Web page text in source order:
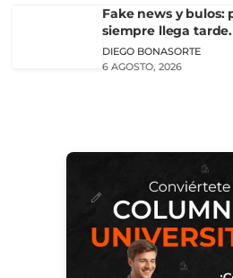
Fake news y bulos:
siempre llega tarde.
DIEGO BONASORTE
6 AGOSTO, 2026